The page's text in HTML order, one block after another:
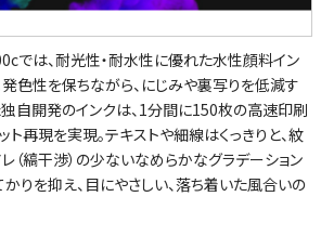
では、耐光性・耐水性に優れた水性顔料イン
発色性を保ちながら、にじみや裏写りを低減す
自開発のインクは、1分間に150枚の高速印刷
再現を実現。テキストや細線はくっきりと、紋
（縞干渉）の少ないなめらかなグラデーション
かりを抑え、目にやさしい、落ち着いた風合いの